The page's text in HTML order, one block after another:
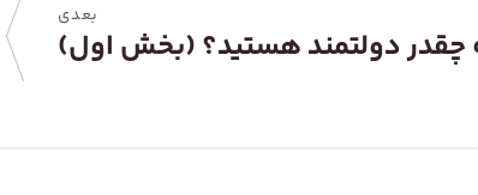
بعدی
چقدر دولتمند هستید؟ (بخش اول)